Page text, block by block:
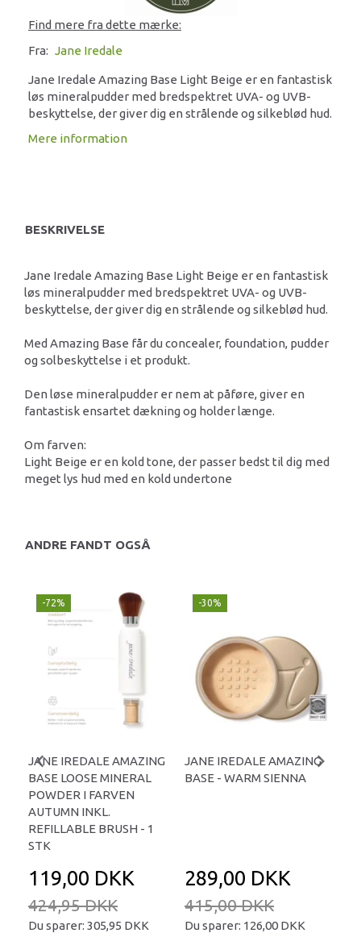
Find mere fra dette mærke:
Fra: Jane Iredale
Jane Iredale Amazing Base Light Beige er en fantastisk
løs mineralpudder med bredspektret UVA- og UVB-
beskyttelse, der giver dig en strålende og silkeblød hud.
Mere information
BESKRIVELSE
Jane Iredale Amazing Base Light Beige er en fantastisk
løs mineralpudder med bredspektret UVA- og UVB-
beskyttelse, der giver dig en strålende og silkeblød hud.
Med Amazing Base får du concealer, foundation, pudder
og solbeskyttelse i et produkt.
Den løse mineralpudder er nem at påføre, giver en
fantastisk ensartet dækning og holder længe.
Om farven:
Light Beige er en kold tone, der passer bedst til dig med
meget lys hud med en kold undertone
ANDRE FANDT OGSÅ
-72%
JANE IREDALE AMAZING
BASE LOOSE MINERAL
POWDER I FARVEN
AUTUMN INKL.
REFILLABLE BRUSH - 1
STK
119,00 DKK
424,95 DKK
Du sparer: 305,95 DKK
-30%
JANE IREDALE AMAZING
BASE - WARM SIENNA
289,00 DKK
415,00 DKK
Du sparer: 126,00 DKK